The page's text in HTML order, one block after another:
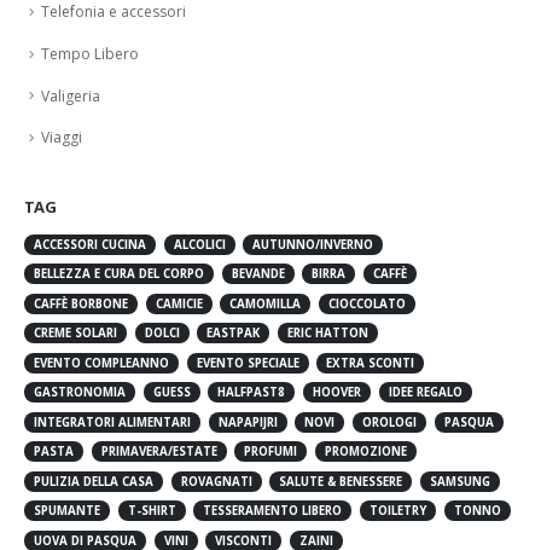
Telefonia e accessori
Tempo Libero
Valigeria
Viaggi
TAG
ACCESSORI CUCINA ALCOLICI
AUTUNNO/INVERNO
BELLEZZA E CURA DEL CORPO
BEVANDE BIRRA
CAFFÈ
CAFFÈ BORBONE
CAMICIE CAMOMILLA
CIOCCOLATO
CREME SOLARI
DOLCI EASTPAK
ERIC HATTON
EVENTO COMPLEANNO
EVENTO SPECIALE
EXTRA SCONTI
GASTRONOMIA
GUESS HALFPAST8 HOOVER
IDEE REGALO
INTEGRATORI ALIMENTARI
NAPAPIJRI NOVI OROLOGI
PASQUA
PASTA
PRIMAVERA/ESTATE PROFUMI
PROMOZIONE
PULIZIA DELLA CASA
ROVAGNATI SALUTE & BENESSERE
SAMSUNG
SPUMANTE
T-SHIRT TESSERAMENTO LIBERO TOILETRY
TONNO
UOVA DI PASQUA
VINI VISCONTI ZAINI